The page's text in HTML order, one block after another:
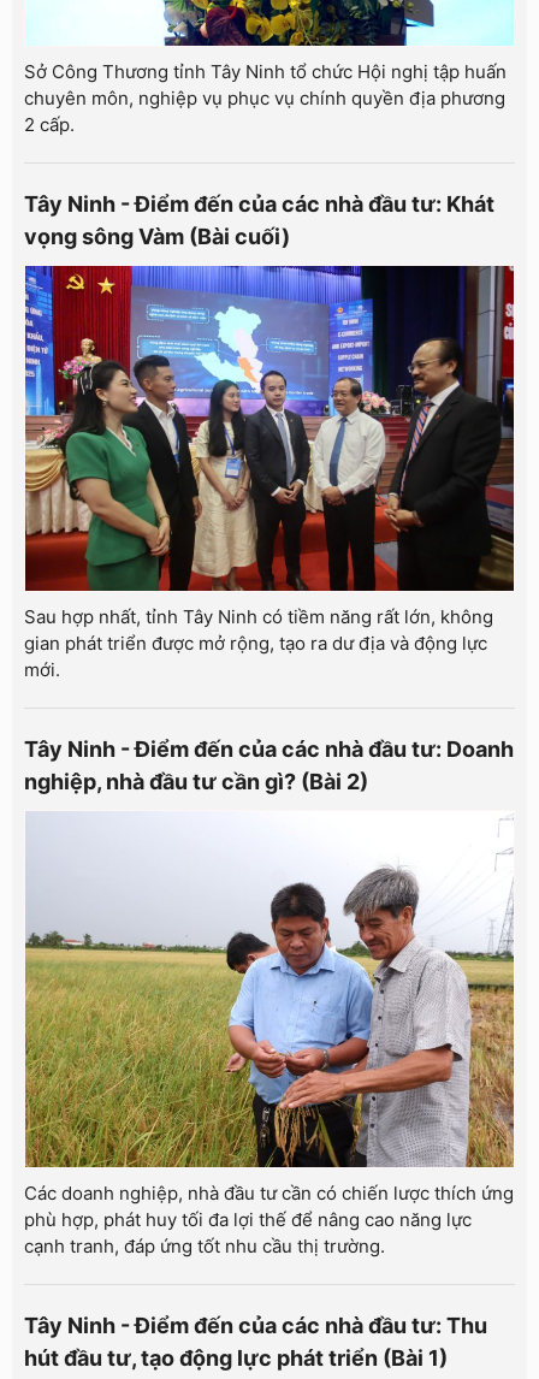
Sở Công Thương tỉnh Tây Ninh tổ chức Hội nghị tập huấn
chuyên môn, nghiệp vụ phục vụ chính quyền địa phương
2 cấp.
Tây Ninh - Điểm đến của các nhà đầu tư: Khát
vọng sông Vàm (Bài cuối)
Sau hợp nhất, tỉnh Tây Ninh có tiềm năng rất lớn, không
gian phát triển được mở rộng, tạo ra dư địa và động lực
mới.
Tây Ninh - Điểm đến của các nhà đầu tư: Doanh
nghiệp, nhà đầu tư cần gì? (Bài 2)
Các doanh nghiệp, nhà đầu tư cần có chiến lược thích ứng
phù hợp, phát huy tối đa lợi thế để nâng cao năng lực
cạnh tranh, đáp ứng tốt nhu cầu thị trường.
Tây Ninh - Điểm đến của các nhà đầu tư: Thu
hút đầu tư, tạo động lực phát triển (Bài 1)